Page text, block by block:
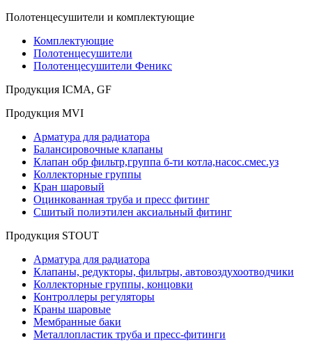
Полотенцесушители и комплектующие
Комплектующие
Полотенцесушители
Полотенцесушители Феникс
Продукция ICMA, GF
Продукция MVI
Арматура для радиатора
Балансировочные клапаны
Клапан обр фильтр,группа б-ти котла,насос.смес.уз
Коллекторные группы
Кран шаровый
Оцинкованная труба и пресс фитинг
Сшитый полиэтилен аксиальный фитинг
Продукция STOUT
Арматура для радиатора
Клапаны, редукторы, фильтры, автовоздухоотводчики
Коллекторные группы, концовки
Контроллеры регуляторы
Краны шаровые
Мембранные баки
Металлопластик труба и пресс-фитинги